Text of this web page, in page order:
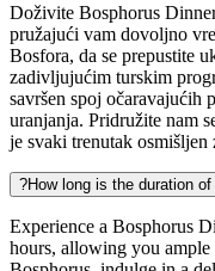
Doživite Bosphorus
pružajući vam dovoljno
Bosfora, da se prepustite
zadivljujućim turskim
savršen spoj očaravajućih
uranjanja. Pridružite nam
je svaki trenutak osmišljen
?How long is the duration
Experience a Bosphorus
hours, allowing you